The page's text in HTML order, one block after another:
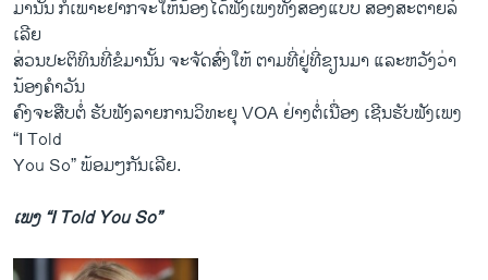
ມາ​ນັ້ນ ກໍ​ເພາະ​ຢາກ​ຈະ​ໃຫ້​ນ້ອງ​ໄດ້​ຟັງ​ເພງ​ທັງສອງ​ແບບ ສອງ​ສະ​ຕາຍ​ລ໌​
ເລີຍ
ສ່ວນ​ປະຕິທິນ​ທີ່​ຂໍ​ມາ​ນັ້ນ ຈະ​ຈັດ​ສົ່ງ​ໃຫ້ ຕາມ​ທີ່ຢູ່​ທີ່​ຂຽນ​ມາ ​ແລະ​ຫວັງ​ວ່າ​
ນ້ອງ​ຄໍ​າວັນ
ຄົງ​ຈະ​ສືບ​ຕໍ່ ຮັບ​ຟັງ​ລາຍການ​ວິທະຍຸ VOA ຢ່າງ​ຕໍ່​ເນື່ອງ ​ເຊີນ​ຮັບ​ຟັງ​ເພງ
“I Told
You So” ພ້ອມໆ​ກັນ​ເ​ລີ​ຍ.
ເພງ “I Told You So”